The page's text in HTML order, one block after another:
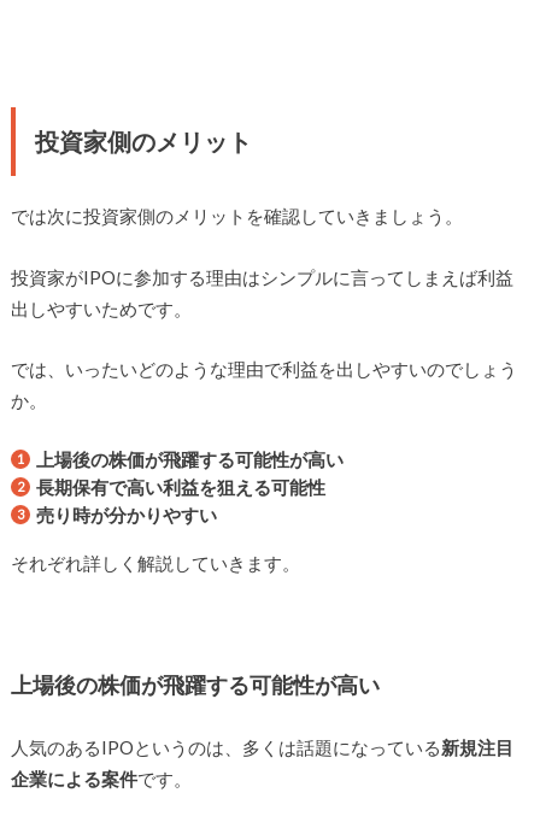
投資家側のメリット
では次に投資家側のメリットを確認していきましょう。
投資家がIPOに参加する理由はシンプルに言ってしまえば利益
出しやすいためです。
では、いったいどのような理由で利益を出しやすいのでしょう
か。
上場後の株価が飛躍する可能性が高い
長期保有で高い利益を狙える可能性
売り時が分かりやすい
それぞれ詳しく解説していきます。
上場後の株価が飛躍する可能性が高い
人気のあるIPOというのは、多くは話題になっている新規注目
企業による案件です。